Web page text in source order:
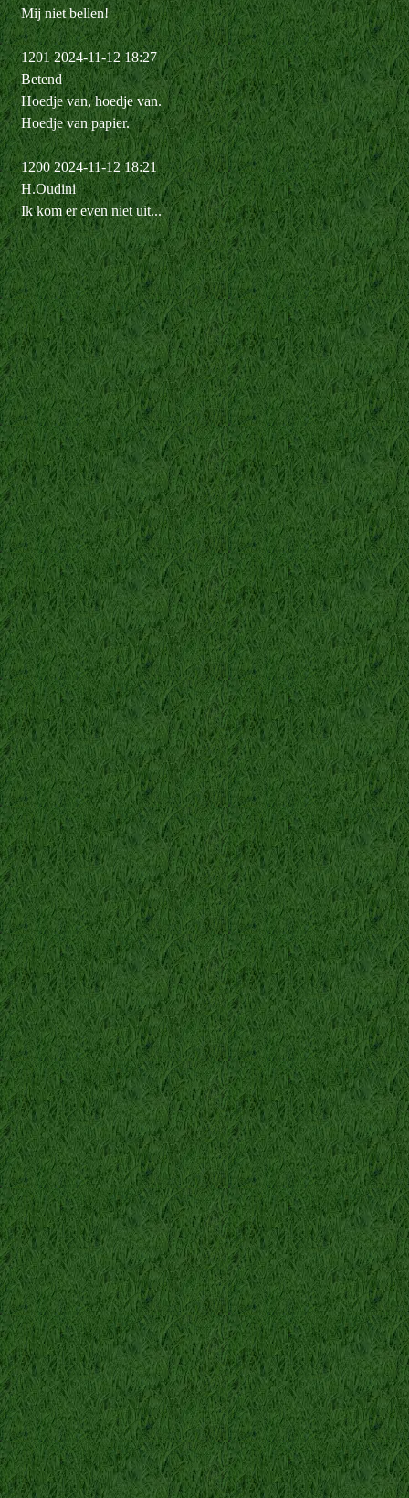
Mij niet bellen!
1201 2024-11-12 18:27
Betend
Hoedje van, hoedje van.
Hoedje van papier.
1200 2024-11-12 18:21
H.Oudini
Ik kom er even niet uit...